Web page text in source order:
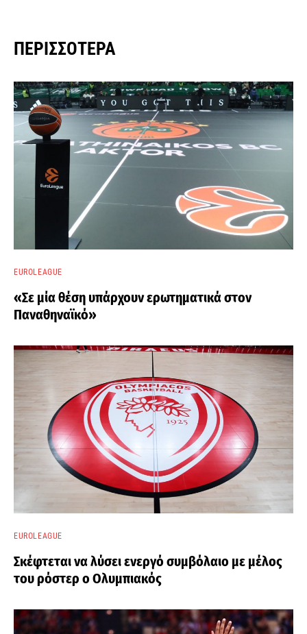
ΠΕΡΙΣΣΌΤΕΡΑ
EUROLEAGUE
«Σε μία θέση υπάρχουν ερωτηματικά στον
Παναθηναϊκό»
EUROLEAGUE
Σκέφτεται να λύσει ενεργό συμβόλαιο με μέλος
του ρόστερ ο Ολυμπιακός